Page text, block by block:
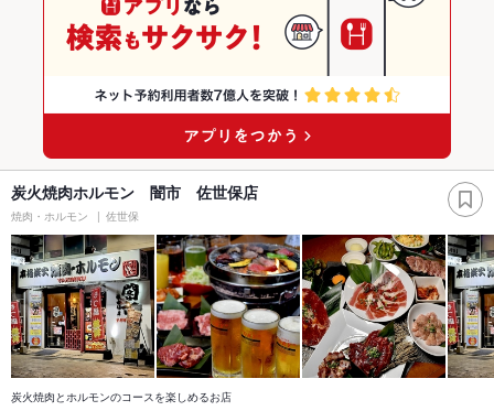
炭火焼肉ホルモン 闇市 佐世保店
焼肉・ホルモン 佐世保
炭火焼肉とホルモンのコースを楽しめるお店